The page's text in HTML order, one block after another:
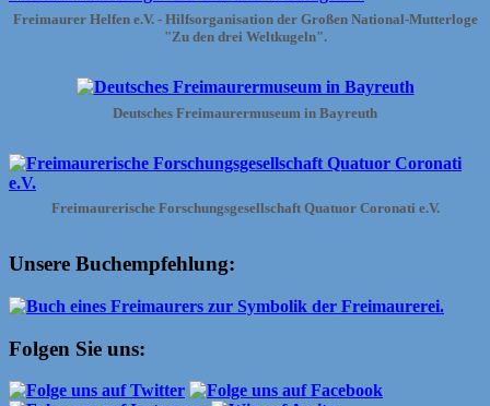
Freimaurer Helfen e.V. - Hilfsorganisation der Großen National-Mutterloge
"Zu den drei Weltkugeln".
Deutsches Freimaurermuseum in Bayreuth
Freimaurerische Forschungsgesellschaft Quatuor Coronati e.V.
Unsere Buchempfehlung:
Folgen Sie uns: